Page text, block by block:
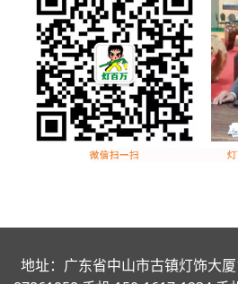
地址：广东省中山市古镇灯饰大